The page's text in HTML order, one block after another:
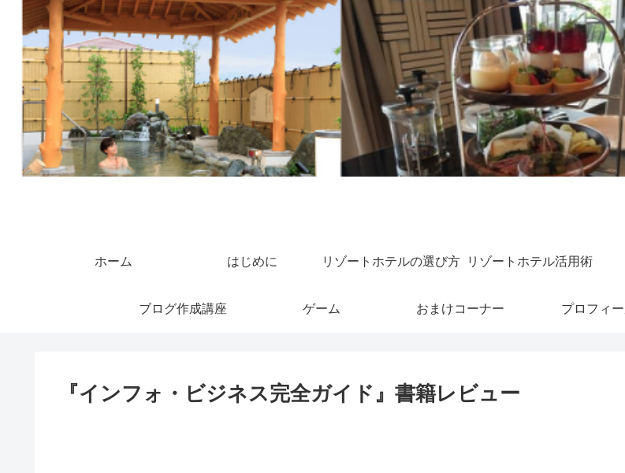
ホーム はじめに リゾートホテルの選び方 リゾートホテル活用術
ブログ作成講座 ゲーム おまけコーナー プロフィ
『インフォ・ビジネス完全ガイド』書籍レビュー